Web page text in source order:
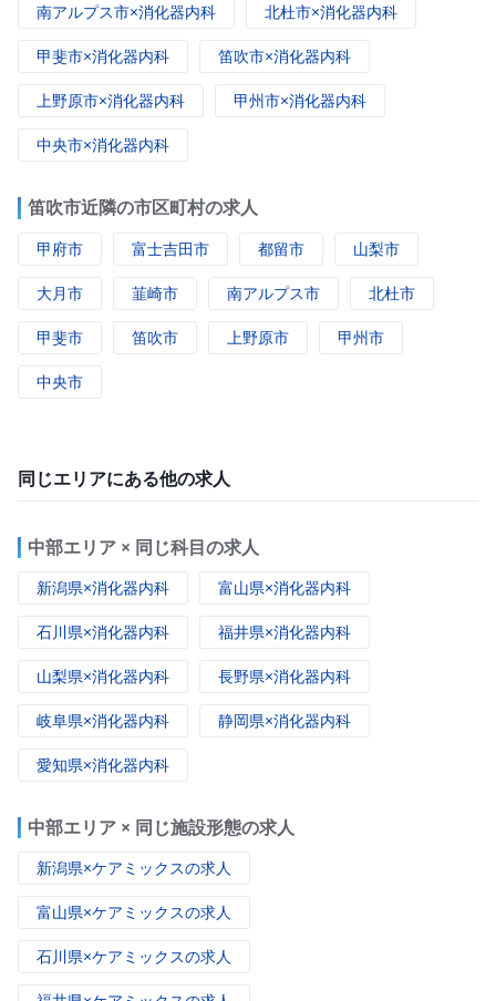
南アルプス市×消化器内科 北杜市×消化器内科
甲斐市×消化器内科 笛吹市×消化器内科
上野原市×消化器内科 甲州市×消化器内科
中央市×消化器内科
笛吹市近隣の市区町村の求人
甲府市 富士吉田市 都留市 山梨市
大月市 韮崎市 南アルプス市 北杜市
甲斐市 笛吹市 上野原市 甲州市
中央市
同じエリアにある他の求人
中部エリア × 同じ科目の求人
新潟県×消化器内科 富山県×消化器内科
石川県×消化器内科 福井県×消化器内科
山梨県×消化器内科 長野県×消化器内科
岐阜県×消化器内科 静岡県×消化器内科
愛知県×消化器内科
中部エリア × 同じ施設形態の求人
新潟県×ケアミックスの求人
富山県×ケアミックスの求人
石川県×ケアミックスの求人